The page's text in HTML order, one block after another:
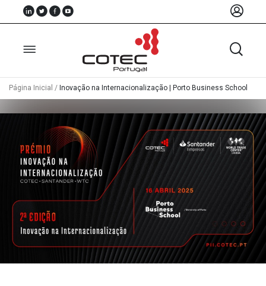
Sobre
Associados
Recursos
Notícias
Eventos
Página Inicial / Inovação na Internacionalização | Porto Business School